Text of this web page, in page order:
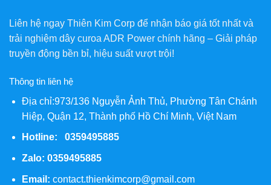
Liên hệ ngay Thiên Kim Corp để nhận báo giá tốt nhất và
trải nghiệm dây curoa ADR Power chính hãng – Giải pháp
truyền động bền bỉ, hiệu suất vượt trội!
Thông tin liên hệ
Địa chỉ:973/136 Nguyễn Ảnh Thủ, Phường Tân Chánh
Hiệp, Quận 12, Thành phố Hồ Chí Minh, Việt Nam
Hotline: 0359495885
Zalo: 0359495885
Email: contact.thienkimcorp@gmail.com